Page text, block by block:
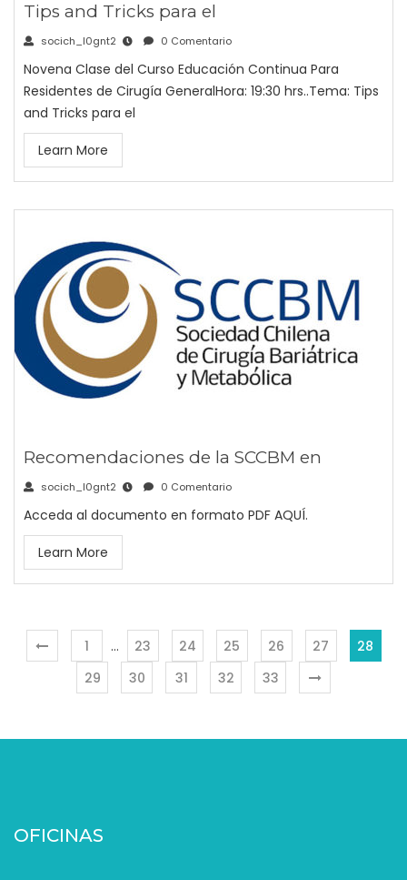
Tips and Tricks para el
socich_l0gnt2 0 Comentario
Novena Clase del Curso Educación Continua Para
Residentes de Cirugía GeneralHora: 19:30 hrs..Tema: Tips
and Tricks para el
Learn More
Recomendaciones de la SCCBM en
socich_l0gnt2 0 Comentario
Acceda al documento en formato PDF AQUÍ.
Learn More
1 … 23 24 25 26 27
28
29
30 31 32 33
OFICINAS